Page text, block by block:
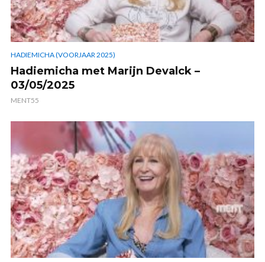
HADIEMICHA (VOORJAAR 2025)
Hadiemicha met Marijn Devalck –
03/05/2025
MENT55